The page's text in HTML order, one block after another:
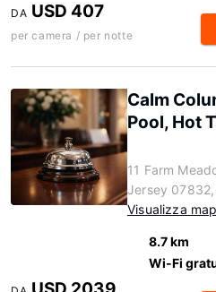
DA USD 407
per camera / per notte
Calm
Pool, Hot
11 Farm
Jersey 07832,
Visualizza
8.7 km
Wi-Fi